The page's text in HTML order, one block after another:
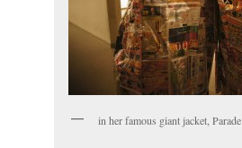
in her famous giant jacket, Parade